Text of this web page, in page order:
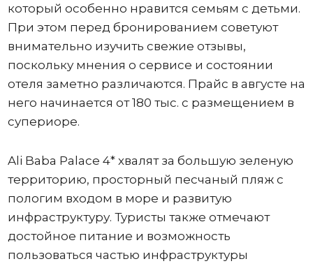
который особенно нравится семьям с детьми.
При этом перед бронированием советуют
внимательно изучить свежие отзывы,
поскольку мнения о сервисе и состоянии
отеля заметно различаются. Прайс в августе на
него начинается от 180 тыс. с размещением в
супериоре.
Ali Baba Palace 4* хвалят за большую зеленую
территорию, просторный песчаный пляж с
пологим входом в море и развитую
инфраструктуру. Туристы также отмечают
достойное питание и возможность
пользоваться частью инфраструктуры